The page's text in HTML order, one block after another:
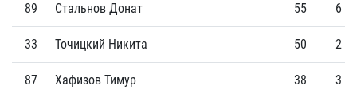
89 Стальнов Донат 55 6
33 Точицкий Никита 50 2
87 Хафизов Тимур 38 3